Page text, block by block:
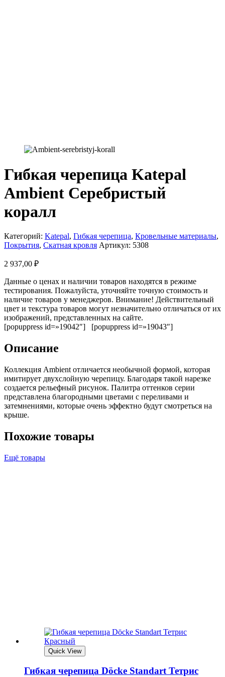
Гибкая черепица Katepal
Ambient Серебристый
коралл
Категорий: Katepal, Гибкая черепица, Кровельные материалы,
Покрытия, Скатная кровля Артикул: 5308
2 937,00 ₽
Данные о ценах и наличии товаров находятся в режиме
тестирования. Пожалуйста, уточняйте точную стоимость и
наличие товаров у менеджеров. Внимание! Действительный
цвет и текстура товаров могут незначительно отличаться от их
изображений, представленных на сайте.
[popuppress id=»19042″] [popuppress id=»19043″]
Описание
Коллекция Ambient отличается необычной формой, которая
имитирует двухслойную черепицу. Благодаря такой нарезке
создается рельефный рисунок. Палитра оттенков серии
представлена благородными цветами с переливами и
затемнениями, которые очень эффектно будут смотреться на
крыше.
Похожие товары
Ещё товары
Quick View
Гибкая черепица Döcke Standart Тетрис